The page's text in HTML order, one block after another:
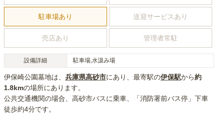
駐車場あり 送迎サービスあり
売店あり 管理者常駐
設備詳細 駐車場,水汲み場
伊保崎公園墓地は、 兵庫県高砂市にあり 、最寄駅の伊保駅から約
1.8kmの場所にあり ます。
公共交通機関の場合、高砂市バスに乗車、「消防署前バス停」下車
徒歩約4分です。